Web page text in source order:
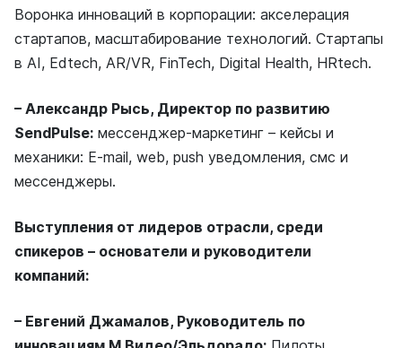
Воронка инноваций в корпорации: акселерация
стартапов, масштабирование технологий. Стартапы
в AI, Edtech, AR/VR, FinTech, Digital Health, HRtech.
– Александр Рысь, Директор по развитию
SendPulse: мессенджер-маркетинг – кейсы и
механики: E-mail, web, push уведомления, смс и
мессенджеры.
Выступления от лидеров отрасли, среди
спикеров – основатели и руководители
компаний:
– Евгений Джамалов, Руководитель по